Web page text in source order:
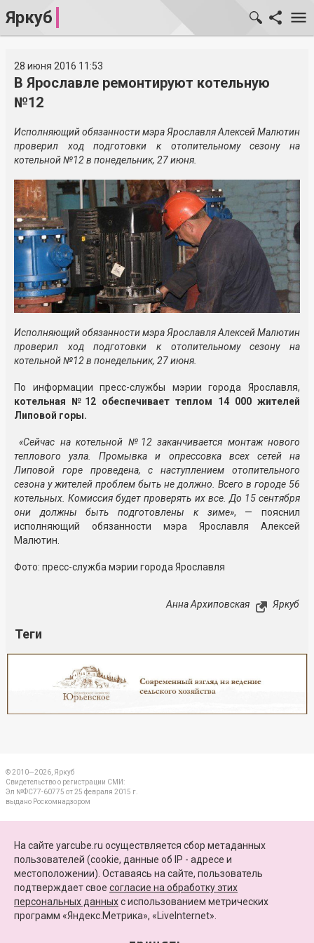
Яркуб
28 июня 2016 11:53
В Ярославле ремонтируют котельную
№12
Исполняющий обязанности мэра Ярославля Алексей Малютин
проверил ход подготовки к отопительному сезону на
котельной №12 в понедельник, 27 июня.
Исполняющий обязанности мэра Ярославля Алексей Малютин
проверил ход подготовки к отопительному сезону на
котельной №12 в понедельник, 27 июня.
По информации пресс-службы мэрии города Ярославля,
котельная №12 обеспечивает теплом 14 000 жителей
Липовой горы.
«Сейчас на котельной №12 заканчивается монтаж нового
теплового узла. Промывка и опрессовка всех сетей на
Липовой горе проведена, с наступлением отопительного
сезона у жителей проблем быть не должно. Всего в городе 56
котельных. Комиссия будет проверять их все. До 15 сентября
они должны быть подготовлены к зиме», — пояснил
исполняющий обязанности мэра Ярославля Алексей
Малютин.
Фото: пресс-служба мэрии города Ярославля
Анна Архиповская Яркуб
Теги
© 2010—2026, Яркуб
Свидетельство о регистрации СМИ:
Эл №ФС77-60775 от 25 февраля 2015 г.
выдано Роскомнадзором
ПАРТНЕРЫ
КАРТА САЙТА
+7 (4852) 64-15-52
На сайте yarcube.ru осуществляется сбор метаданных
пользователей (cookie, данные об IP - адресе и
местоположении). Оставаясь на сайте, пользователь
подтверждает свое согласие на обработку этих
персональных данныхc использованием метрических
программ «Яндекс.Метрика», «LiveInternet».